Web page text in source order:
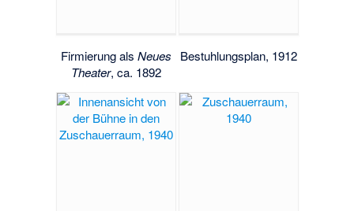
Firmierung als Neues
Theater, ca. 1892
Bestuhlungsplan, 1912